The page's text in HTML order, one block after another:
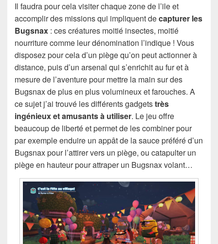
Il faudra pour cela visiter chaque zone de l’ile et
accomplir des missions qui impliquent decapturer les
Bugsnax : ces créatures moitié insectes, moitié
nourriture comme leur dénomination l’indique ! Vous
disposez pour cela d’un piège qu’on peut actionner à
distance, puis d’un arsenal qui s’enrichit au fur et à
mesure de l’aventure pour mettre la main sur des
Bugsnax de plus en plus volumineux et farouches. A
ce sujet j’ai trouvé les différents gadgetstrès
ingénieux et amusants à utiliser. Le jeu offre
beaucoup de liberté et permet de les combiner pour
par exemple enduire un appât de la sauce préféré d’un
Bugsnax pour l’attirer vers un piège, ou catapulter un
piège en hauteur pour attraper un Bugsnax volant…